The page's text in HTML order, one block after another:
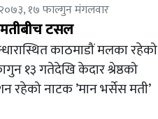
१७ फाल्गुन मंगलवार
टसल
काठमाडौं मलका रहेको
१३ गतेदेखि केदार श्रेष्ठको
रहेको नाटक ’मान भर्सेस मती’